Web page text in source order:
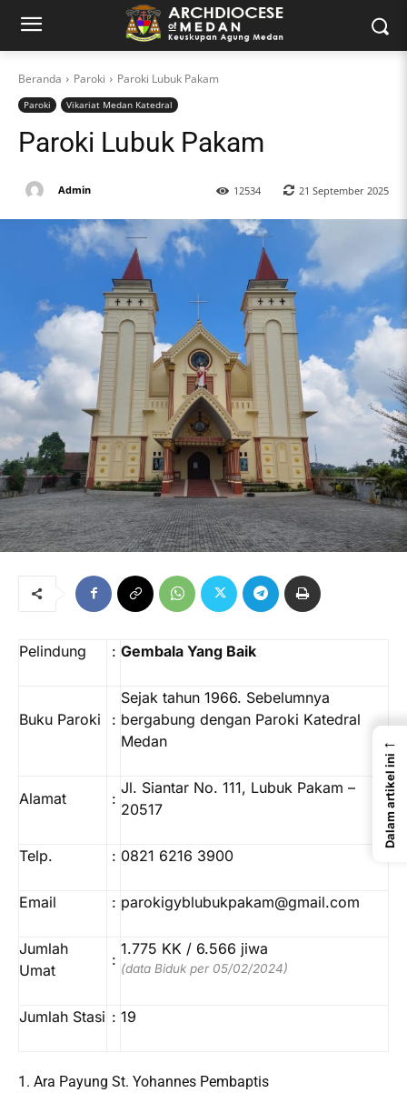
Beranda Paroki Paroki Lubuk Pakam
Paroki Vikariat Medan Katedral
Paroki Lubuk Pakam
21 September 2025
12534
Admin
Pelindung : Gembala Yang Baik
Buku Paroki :
Sejak tahun 1966. Sebelumnya
bergabung dengan Paroki Katedral
Medan
Alamat :
Jl. Siantar No. 111, Lubuk Pakam –
20517
Telp. : 0821 6216 3900
Email : parokigyblubukpakam@gmail.com
Jumlah
Umat
:
1.775 KK / 6.566 jiwa
(data Biduk per 05/02/2024)
Jumlah Stasi : 19
1. Ara Payung St. Yohannes Pembaptis
←
Dalam artikel ini